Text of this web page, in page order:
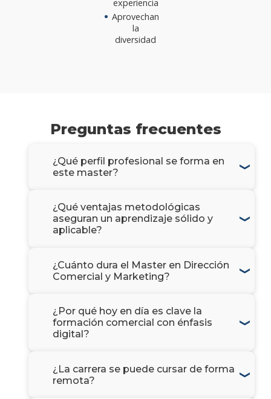
experiencia
Aprovechan
la
diversidad
Preguntas frecuentes
¿Qué perfil profesional se forma en
este master?
¿Qué ventajas metodológicas
aseguran un aprendizaje sólido y
aplicable?
¿Cuánto dura el Master en Dirección
Comercial y Marketing?
¿Por qué hoy en día es clave la
formación comercial con énfasis
digital?
¿La carrera se puede cursar de forma
remota?